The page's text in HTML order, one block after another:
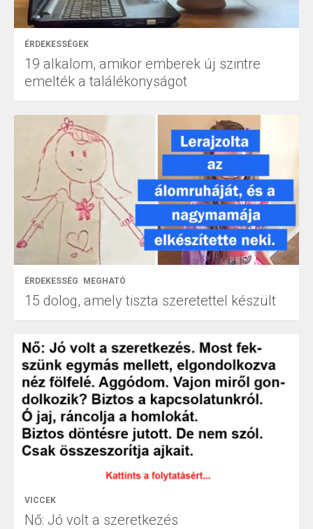
ÉRDEKESSÉGEK
19 alkalom, amikor emberek új szintre
emelték a találékonyságot
ÉRDEKESSÉG MEGHATÓ
15 dolog, amely tiszta szeretettel készült
VICCEK
Nő: Jó volt a szeretkezés